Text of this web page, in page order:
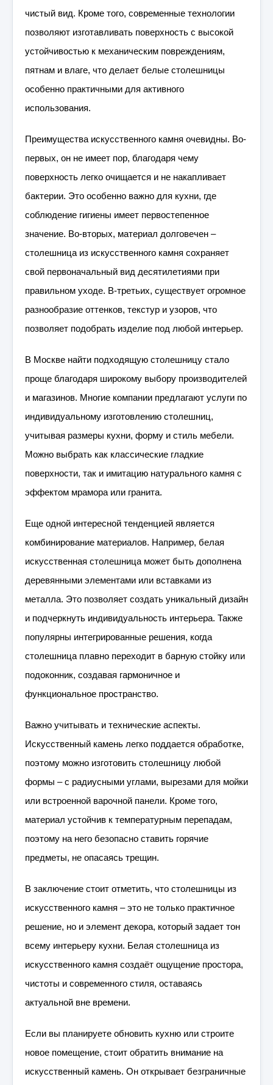
чистый вид. Кроме того, современные технологии
позволяют изготавливать поверхность с высокой
устойчивостью к механическим повреждениям,
пятнам и влаге, что делает белые столешницы
особенно практичными для активного
использования.
Преимущества искусственного камня очевидны. Во-
первых, он не имеет пор, благодаря чему
поверхность легко очищается и не накапливает
бактерии. Это особенно важно для кухни, где
соблюдение гигиены имеет первостепенное
значение. Во-вторых, материал долговечен –
столешница из искусственного камня сохраняет
свой первоначальный вид десятилетиями при
правильном уходе. В-третьих, существует огромное
разнообразие оттенков, текстур и узоров, что
позволяет подобрать изделие под любой интерьер.
В Москве найти подходящую столешницу стало
проще благодаря широкому выбору производителей
и магазинов. Многие компании предлагают услуги по
индивидуальному изготовлению столешниц,
учитывая размеры кухни, форму и стиль мебели.
Можно выбрать как классические гладкие
поверхности, так и имитацию натурального камня с
эффектом мрамора или гранита.
Еще одной интересной тенденцией является
комбинирование материалов. Например, белая
искусственная столешница может быть дополнена
деревянными элементами или вставками из
металла. Это позволяет создать уникальный дизайн
и подчеркнуть индивидуальность интерьера. Также
популярны интегрированные решения, когда
столешница плавно переходит в барную стойку или
подоконник, создавая гармоничное и
функциональное пространство.
Важно учитывать и технические аспекты.
Искусственный камень легко поддается обработке,
поэтому можно изготовить столешницу любой
формы – с радиусными углами, вырезами для мойки
или встроенной варочной панели. Кроме того,
материал устойчив к температурным перепадам,
поэтому на него безопасно ставить горячие
предметы, не опасаясь трещин.
В заключение стоит отметить, что столешницы из
искусственного камня – это не только практичное
решение, но и элемент декора, который задает тон
всему интерьеру кухни. Белая столешница из
искусственного камня создаёт ощущение простора,
чистоты и современного стиля, оставаясь
актуальной вне времени.
Если вы планируете обновить кухню или строите
новое помещение, стоит обратить внимание на
искусственный камень. Он открывает безграничные